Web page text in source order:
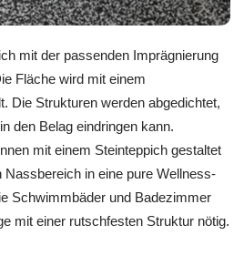
mit der passenden Imprägnierung
Fläche wird mit einem
Die Strukturen werden abgedichtet,
den Belag eindringen kann.
mit einem Steinteppich gestaltet
Nassbereich in eine pure Wellness-
Schwimmbäder und Badezimmer
mit einer rutschfesten Struktur nötig.